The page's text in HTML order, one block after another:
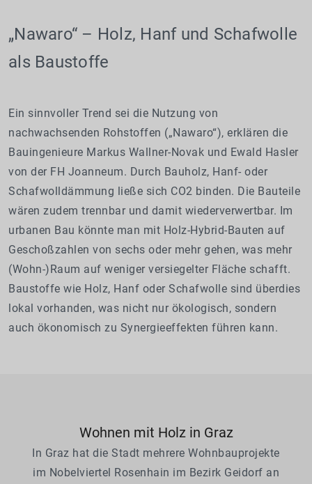
„Nawaro“ – Holz, Hanf und Schafwolle
als Baustoffe
Ein sinnvoller Trend sei die Nutzung von
nachwachsenden Rohstoffen („Nawaro“), erklären die
Bauingenieure Markus Wallner-Novak und Ewald Hasler
von der FH Joanneum. Durch Bauholz, Hanf- oder
Schafwolldämmung ließe sich CO2 binden. Die Bauteile
wären zudem trennbar und damit wiederverwertbar. Im
urbanen Bau könnte man mit Holz-Hybrid-Bauten auf
Geschoßzahlen von sechs oder mehr gehen, was mehr
(Wohn-)Raum auf weniger versiegelter Fläche schafft.
Baustoffe wie Holz, Hanf oder Schafwolle sind überdies
lokal vorhanden, was nicht nur ökologisch, sondern
auch ökonomisch zu Synergieeffekten führen kann.
Wohnen mit Holz in Graz
In Graz hat die Stadt mehrere Wohnbauprojekte
im Nobelviertel Rosenhain im Bezirk Geidorf an